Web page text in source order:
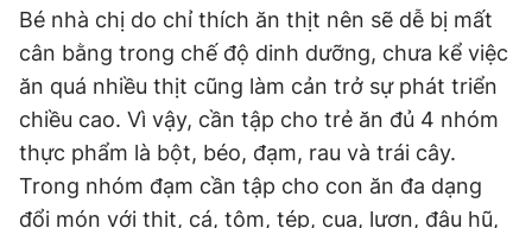
Bé nhà chị do chỉ thích ăn thịt nên sẽ dễ bị mất
cân bằng trong chế độ dinh dưỡng, chưa kể việc
ăn quá nhiều thịt cũng làm cản trở sự phát triển
chiều cao. Vì vậy, cần tập cho trẻ ăn đủ 4 nhóm
thực phẩm là bột, béo, đạm, rau và trái cây.
Trong nhóm đạm cần tập cho con ăn đa dạng
đổi món với thịt, cá, tôm, tép, cua, lươn, đậu hũ,